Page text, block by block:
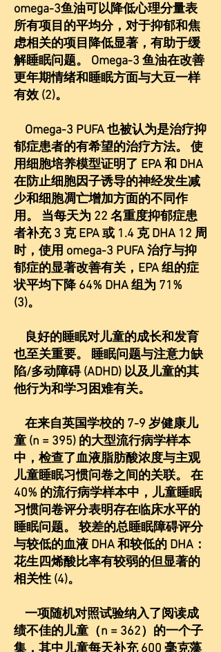
omega-3鱼油可以降低心理分量表
所有项目的平均分，对于抑郁和焦
虑相关的项目降低显著，有助于缓
解睡眠问题。 Omega-3 鱼油在改善
更年期情绪和睡眠方面与大豆一样
有效 (2)。
Omega-3 PUFA 也被认为是治疗抑
郁症患者的有希望的治疗方法。 使
用细胞培养模型证明了 EPA 和 DHA
在防止细胞因子诱导的神经发生减
少和细胞凋亡增加方面的不同作
用。 当每天为 22 名重度抑郁症患
者补充 3 克 EPA 或 1.4 克 DHA 12 周
时，使用 omega-3 PUFA 治疗与抑
郁症的显著改善有关，EPA 组的症
状平均下降 64% DHA 组为 71%
(3)。
良好的睡眠对儿童的成长和发育
也至关重要。 睡眠问题与注意力缺
陷/多动障碍 (ADHD) 以及儿童的其
他行为和学习困难有关。
在来自英国学校的 7-9 岁健康儿
童 (n = 395) 的大型流行病学样本
中，检查了血液脂肪酸浓度与主观
儿童睡眠习惯问卷之间的关联。 在
40% 的流行病学样本中，儿童睡眠
习惯问卷评分表明存在临床水平的
睡眠问题。 较差的总睡眠障碍评分
与较低的血液 DHA 和较低的 DHA：
花生四烯酸比率有较弱的但显著的
相关性 (4)。
一项随机对照试验纳入了阅读成
绩不佳的儿童（n = 362）的一个子
集，其中儿童每天补充 600 毫克藻